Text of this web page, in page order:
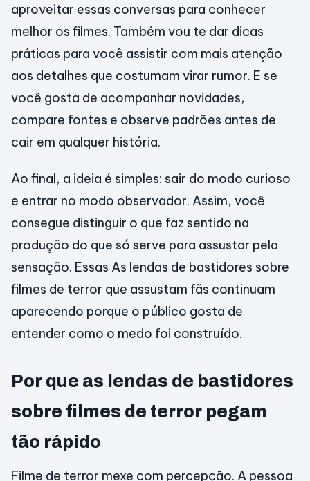
aproveitar essas conversas para conhecer
melhor os filmes. Também vou te dar dicas
práticas para você assistir com mais atenção
aos detalhes que costumam virar rumor. E se
você gosta de acompanhar novidades,
compare fontes e observe padrões antes de
cair em qualquer história.
Ao final, a ideia é simples: sair do modo curioso
e entrar no modo observador. Assim, você
consegue distinguir o que faz sentido na
produção do que só serve para assustar pela
sensação. Essas As lendas de bastidores sobre
filmes de terror que assustam fãs continuam
aparecendo porque o público gosta de
entender como o medo foi construído.
Por que as lendas de bastidores
sobre filmes de terror pegam
tão rápido
Filme de terror mexe com percepção. A pessoa